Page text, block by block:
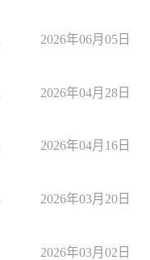
2026年06月05日
2026年04月28日
2026年04月16日
2026年03月20日
2026年03月02日